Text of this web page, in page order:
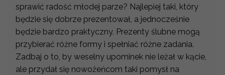
sprawić radość młodej parze? Najlepiej taki, który
będzie się dobrze prezentował, a jednocześnie
będzie bardzo praktyczny. Prezenty ślubne mogą
przybierać różne formy i spełniać różne zadania.
Zadbaj o to, by weselny upominek nie leżał w kącie,
ale przydał się nowożeńcom taki pomysł na